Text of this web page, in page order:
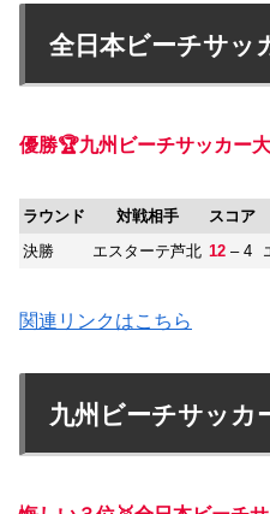
全日本ビーチサッ
優勝🏆九州ビーチサッカー
ラウンド 対戦相手 スコア
決勝
エスターテ芦北 12 – 4
関連リンクはこちら
九州ビーチサッカ